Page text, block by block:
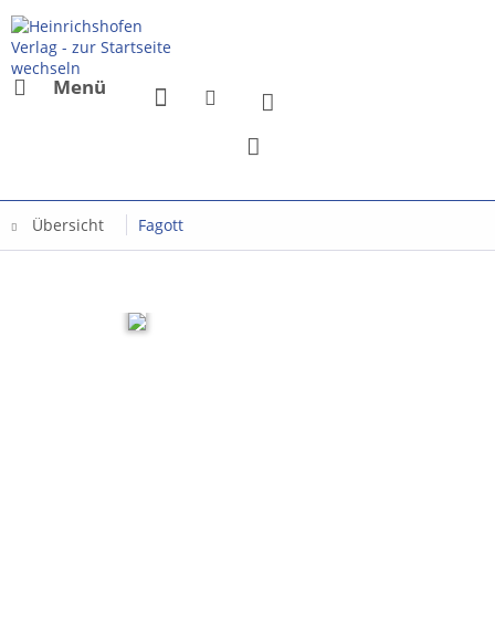
Menü
Übersicht Fagott